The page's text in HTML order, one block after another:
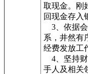
取现金。刚
回现金存入
3、依据会
系，井然有
经费发放工
4、坚持财
手人及相关